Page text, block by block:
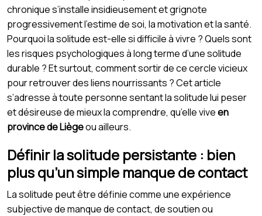
chronique s’installe insidieusement et grignote
progressivement l’estime de soi, la motivation et la santé.
Pourquoi la solitude est-elle si difficile à vivre ? Quels sont
les risques psychologiques à long terme d’une solitude
durable ? Et surtout, comment sortir de ce cercle vicieux
pour retrouver des liens nourrissants ? Cet article
s’adresse à toute personne sentant la solitude lui peser
et désireuse de mieux la comprendre, qu’elle viveen
province de Liègeou ailleurs.
Définir la solitude persistante : bien
plus qu’un simple manque de contact
La solitude peut être définie comme une expérience
subjective de manque de contact, de soutien ou